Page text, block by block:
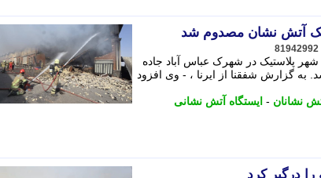
یک آتش نشان مصدوم شد
81942992
پلاستیک در شهرک عباس آباد جاده
گزارش شفقنا از ایرنا ، - وی افزود
نشانان - ایستگاه آتش نشانی